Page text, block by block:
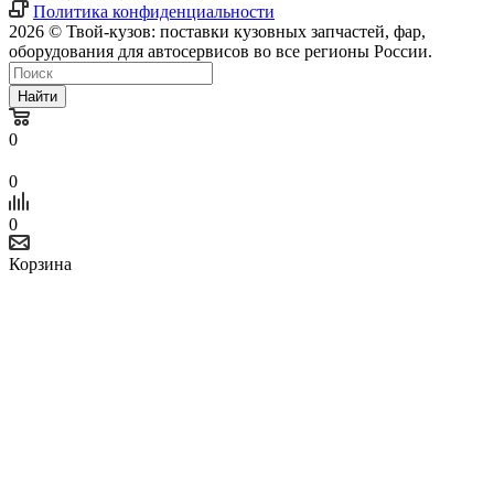
Политика конфиденциальности
2026 © Твой-кузов: поставки кузовных запчастей, фар,
оборудования для автосервисов во все регионы России.
Найти
0
0
0
Корзина